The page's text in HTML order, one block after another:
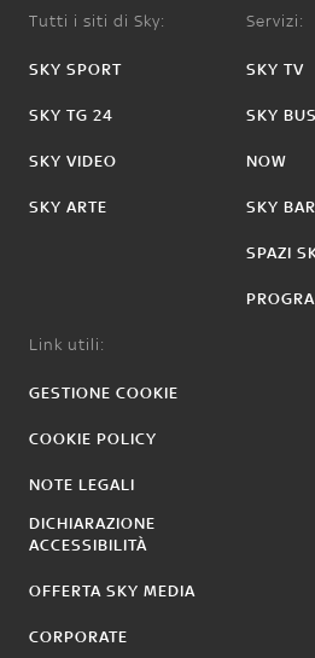
Tutti i siti di Sky:
SKY SPORT
SKY TG 24
SKY VIDEO
SKY ARTE
Servizi:
SKY TV
SKY
NOW
SKY BAR
SPAZI
Link utili:
GESTIONE COOKIE
COOKIE POLICY
NOTE LEGALI
DICHIARAZIONE
ACCESSIBILITÀ
OFFERTA SKY MEDIA
CORPORATE